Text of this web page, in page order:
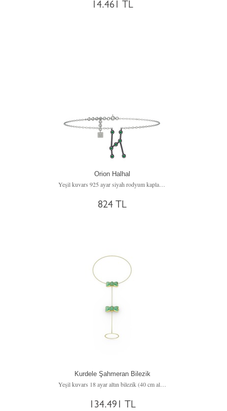
14.461 TL
Orion Halhal
Yeşil kuvars 925 ayar siyah rodyum kaplama gümüş bilezik (20 cm gümüş rolo zincir)
824 TL
Kurdele Şahmeran Bilezik
Yeşil kuvars 18 ayar altın bilezik (40 cm altın rolo zincir)
134.491 TL